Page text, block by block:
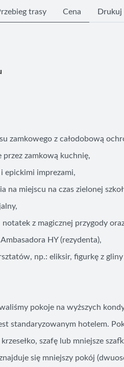
trasy Cena
zamkowego z całodobową
zamkową kuchnię,
epickimi imprezami,
miejscu na czas zielonej
z magicznej przygody
HY (rezydenta),
np.: eliksir, figurkę z
pokoje na wyższych
standaryzowanym hotelem.
szafę lub mniejsze
się mniejszy pokój